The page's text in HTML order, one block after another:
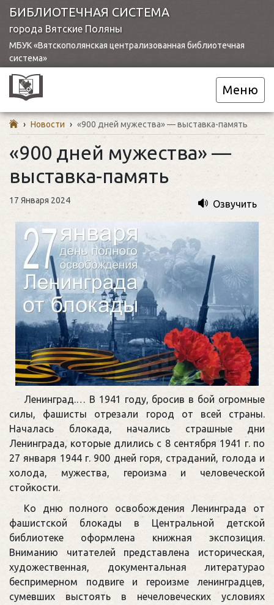
БИБЛИОТЕЧНАЯ СИСТЕМА
города Вятские Поляны
МБУК «Вятскополянская централизованная библиотечная
система»
Меню
› Новости › «900 дней мужества» — выставка-память
«900 дней мужества» —
выставка-память
17 Января 2024 Озвучить
Ленинград.… В 1941 году, бросив в бой огромные
силы, фашисты отрезали город от всей страны.
Началась блокада, начались страшные дни
Ленинграда, которые длились с 8 сентября 1941 г. по
27 января 1944 г. 900 дней горя, страданий, голода и
холода, мужества, героизма и человеческой
стойкости.
Ко дню полного освобождения Ленинграда от
фашистской блокады в Центральной детской
библиотеке оформлена книжная экспозиция.
Вниманию читателей представлена историческая,
художественная, документальная литературао
беспримерном подвиге и героизме ленинградцев,
сумевших выстоять в нечеловеческих условиях